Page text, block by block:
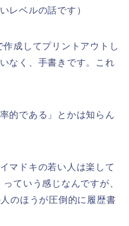
レベルの話です）
成してプリントアウトし
なく、手書きです。これ
的である」とかは知らん
マドキの若い人は楽して
ていう感じなんですが、
のほうが圧倒的に履歴書